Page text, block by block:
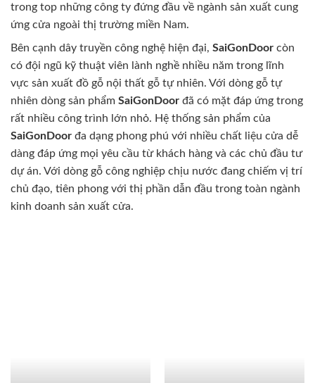
trong top những công ty đứng đầu về ngành sản xuất cung
ứng cửa ngoài thị trường miền Nam.
Bên cạnh dây truyền công nghệ hiện đại, SaiGonDoor còn
có đội ngũ kỹ thuật viên lành nghề nhiều năm trong lĩnh
vực sản xuất đồ gỗ nội thất gỗ tự nhiên. Với dòng gỗ tự
nhiên dòng sản phẩm SaiGonDoor đã có mặt đáp ứng trong
rất nhiều công trình lớn nhỏ. Hệ thống sản phẩm của
SaiGonDoor đa dạng phong phú với nhiều chất liệu cửa dễ
dàng đáp ứng mọi yêu cầu từ khách hàng và các chủ đầu tư
dự án. Với dòng gỗ công nghiệp chịu nước đang chiếm vị trí
chủ đạo, tiên phong với thị phần dẫn đầu trong toàn ngành
kinh doanh sản xuất cửa.